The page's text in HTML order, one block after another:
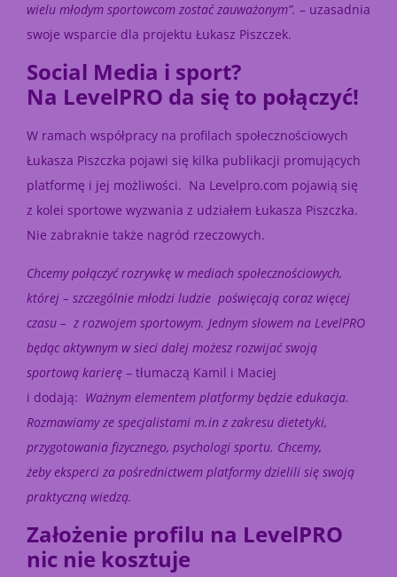
wielu młodym sportowcom zostać zauważonym”. – uzasadnia
swoje wsparcie dla projektu Łukasz Piszczek.
Social Media i sport?
Na LevelPRO da się to połączyć!
W ramach współpracy na profilach społecznościowych
Łukasza Piszczka pojawi się kilka publikacji promujących
platformę i jej możliwości. Na Levelpro.com pojawią się
z kolei sportowe wyzwania z udziałem Łukasza Piszczka.
Nie zabraknie także nagród rzeczowych.
Chcemy połączyć rozrywkę w mediach społecznościowych,
której – szczególnie młodzi ludzie poświęcają coraz więcej
czasu – z rozwojem sportowym. Jednym słowem na LevelPRO
będąc aktywnym w sieci dalej możesz rozwijać swoją
sportową karierę – tłumaczą Kamil i Maciej
i dodają: Ważnym elementem platformy będzie edukacja.
Rozmawiamy ze specjalistami m.in z zakresu dietetyki,
przygotowania fizycznego, psychologi sportu. Chcemy,
żeby eksperci za pośrednictwem platformy dzielili się swoją
praktyczną wiedzą.
Założenie profilu na LevelPRO
nic nie kosztuje